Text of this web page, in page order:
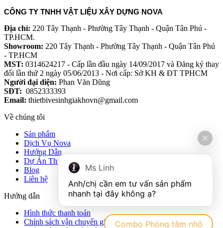
CÔNG TY TNHH VẬT LIỆU XÂY DỰNG NOVA
Địa chỉ: 220 Tây Thạnh - Phường Tây Thạnh - Quận Tân Phú -
TP.HCM.
Showroom: 220 Tây Thạnh - Phường Tây Thạnh - Quận Tân Phú
- TP.HCM
MST: 0314624217 - Cấp lần đầu ngày 14/09/2017 và Đăng ký thay
đổi lần thứ 2 ngày 05/06/2013 - Nơi cấp: Sở KH & ĐT TPHCM
Người đại diện: Phan Văn Dũng
SĐT: 0852333393
Email: thietbivesinhgiakhovn@gmail.com
Về chúng tôi
Sản phẩm
Dịch Vụ Nova
Hướng Dẫn
Dự Án Thực Tế
Blog
Liên hệ
Hướng dẫn
Hình thức thanh toán
Chính sách vận chuyển giao nhận hàng hóa
Ms Linh
Anh/chị cần em tư vấn sản phẩm
Combo Phòng tắm nhỏ